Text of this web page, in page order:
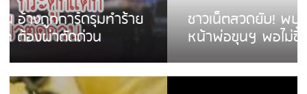
ชาวเน็ตสวดยับ! พบพม่าเร่ขายพวงมาลัย
หน้าพ่อขุนฯ พอไม่ซื้อเดินตาม